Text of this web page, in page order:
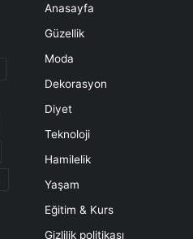
Anasayfa
Güzellik
Moda
Dekorasyon
Diyet
Teknoloji
Hamilelik
Yaşam
Eğitim & Kurs
Gizlilik politikası